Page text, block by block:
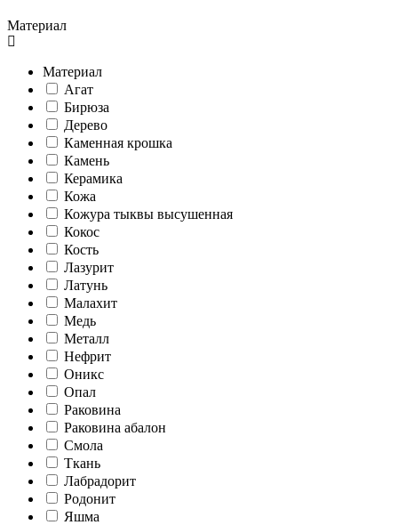
Материал
Материал
Агат
Бирюза
Дерево
Каменная крошка
Камень
Керамика
Кожа
Кожура тыквы высушенная
Кокос
Кость
Лазурит
Латунь
Малахит
Медь
Металл
Нефрит
Оникс
Опал
Раковина
Раковина абалон
Смола
Ткань
Лабрадорит
Родонит
Яшма